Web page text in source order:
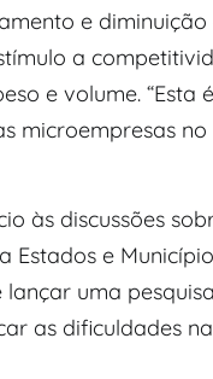
e diminuição
a
e volume. “Esta
microempresas no
às discussões
Estados e
uma
as dificuldades na